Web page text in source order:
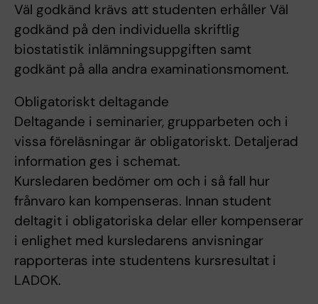
Väl godkänd krävs att studenten erhåller Väl
godkänd på den individuella skriftlig
biostatistik inlämningsuppgiften samt
godkänt på alla andra examinationsmoment.
Obligatoriskt deltagande
Deltagande i seminarier, grupparbeten och i
vissa föreläsningar är obligatoriskt. Detaljerad
information ges i schemat.
Kursledaren bedömer om och i så fall hur
frånvaro kan kompenseras. Innan student
deltagit i obligatoriska delar eller kompenserar
i enlighet med kursledarens anvisningar
rapporteras inte studentens kursresultat i
LADOK.